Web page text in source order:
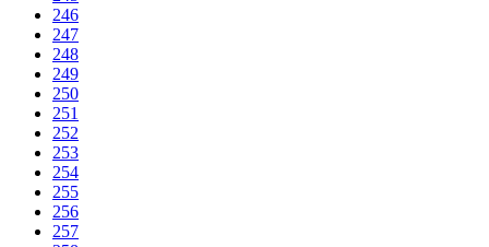
246
247
248
249
250
251
252
253
254
255
256
257